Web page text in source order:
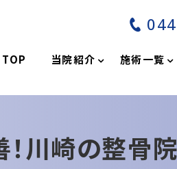
TOP 当院紹介 施術一覧
川崎の整骨